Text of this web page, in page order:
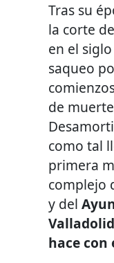
Tras su
la corte
en el
saqueo
de
como tal
primera
complejo
y del
hace con